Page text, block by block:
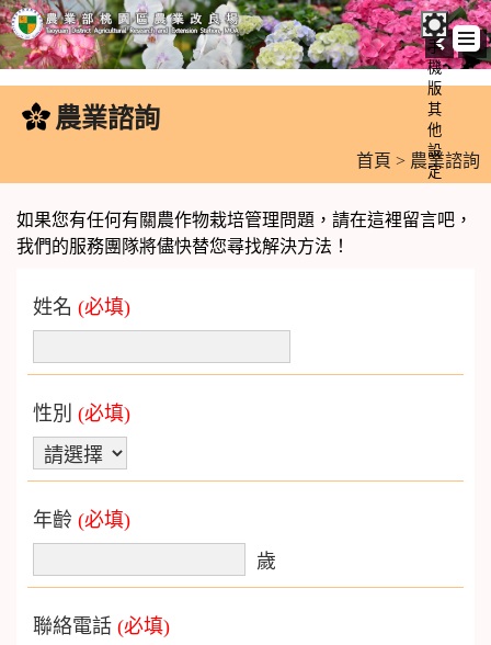
跳
內
手
機
版
其
他
設
定
農業諮詢
首頁 > 農業諮詢
如果您有任何有關農作物栽培管理問題，請在這裡留言吧，
我們的服務團隊將儘快替您尋找解決方法！
姓名 (必填)
性別 (必填)
年齡 (必填)
歲
聯絡電話 (必填)